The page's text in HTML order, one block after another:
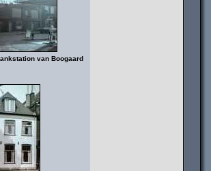
van Boogaard